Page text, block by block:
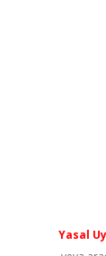
Yasal